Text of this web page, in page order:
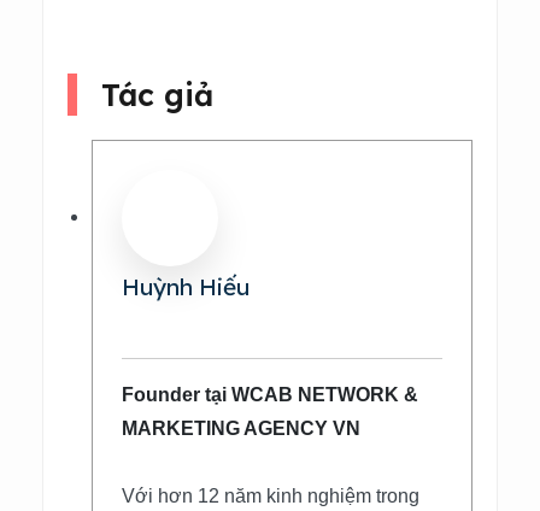
Tác giả
Huỳnh Hiếu
Founder tại WCAB NETWORK &
MARKETING AGENCY VN
Với hơn 12 năm kinh nghiệm trong